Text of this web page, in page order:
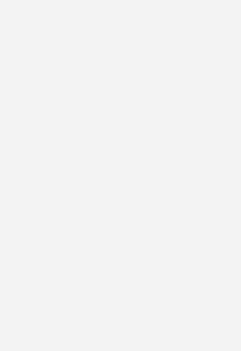
und den USA nutzen neue
um die Anlagen
Siemens Gamesa rote
schloss das erste
Siemens Gamesa erfuhr
Millionen Euro, bei leicht